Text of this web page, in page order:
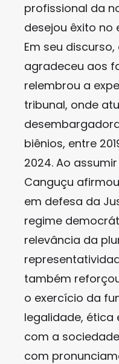
profissional da
desejou êxito no
Em seu
agradeceu aos
relembrou a
tribunal, onde
biênios, entre
2024. Ao
Canguçu
em defesa da
regime
relevância da
também
o exercício da
legalidade, ética
com a
com